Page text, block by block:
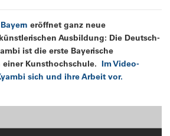
eröffnet ganz neue
Ausbildung: Die Deutsch-
ist die erste Bayerische
Kunsthochschule. Im Video-
sich und ihre Arbeit vor.